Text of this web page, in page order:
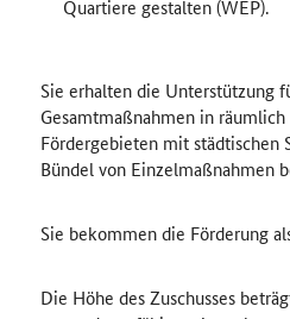
Quartiere gestalten (WEP).
Sie erhalten die Unterstützung
Gesamtmaßnahmen in
Fördergebieten mit städtischen
Bündel von Einzelmaßnahmen
Sie bekommen die Förderung
Die Höhe des Zuschusses